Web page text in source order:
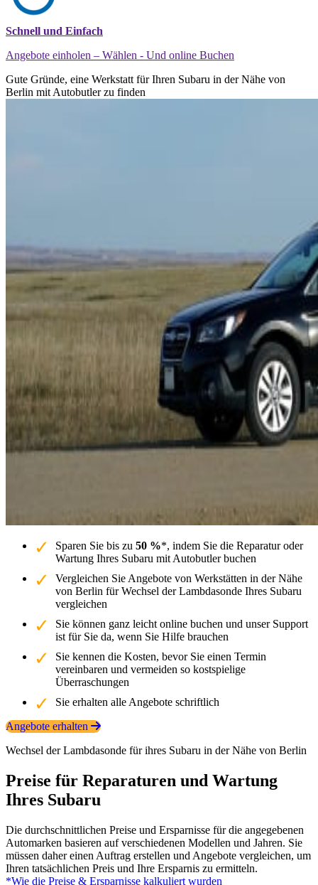
Schnell und Einfach
Angebote einholen – Wählen - Und online Buchen
Gute Gründe, eine Werkstatt für Ihren Subaru in der Nähe von
Berlin mit Autobutler zu finden
Sparen Sie bis zu 50 %*, indem Sie die Reparatur oder
Wartung Ihres Subaru mit Autobutler buchen
Vergleichen Sie Angebote von Werkstätten in der Nähe
von Berlin für Wechsel der Lambdasonde Ihres Subaru
vergleichen
Sie können ganz leicht online buchen und unser Support
ist für Sie da, wenn Sie Hilfe brauchen
Sie kennen die Kosten, bevor Sie einen Termin
vereinbaren und vermeiden so kostspielige
Überraschungen
Sie erhalten alle Angebote schriftlich
Angebote erhalten
Wechsel der Lambdasonde für ihres Subaru in der Nähe von Berlin
Preise für Reparaturen und Wartung
Ihres Subaru
Die durchschnittlichen Preise und Ersparnisse für die angegebenen
Automarken basieren auf verschiedenen Modellen und Jahren. Sie
müssen daher einen Auftrag erstellen und Angebote vergleichen, um
Ihren tatsächlichen Preis und Ihre Ersparnis zu ermitteln.
*Wie die Preise & Ersparnisse kalkuliert wurden